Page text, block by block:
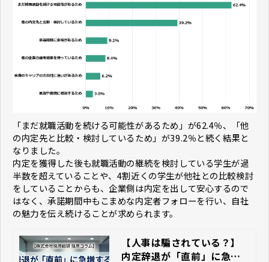
「まだ就職活動を続ける可能性があるため」が62.4％、「他
の内定先と比較・検討しているため」が39.2％と続く結果と
なりました。
内定を獲得した後も就職活動の継続を検討している学生が過
半数を超えていることや、4割近くの学生が他社との比較検討
をしていることからも、企業側は内定を出して安心するので
はなく、承諾期間中もこまめな内定者フォローを行い、自社
の魅力を伝え続けることが求められます。
【人事は騙されている？】
内定辞退が「直前」に急増